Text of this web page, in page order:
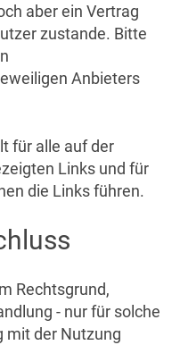
aber ein Vertrag
zustande. Bitte
Anbieters
für alle auf der
Links und für
die Links führen.
Rechtsgrund,
- nur für solche
mit der Nutzung